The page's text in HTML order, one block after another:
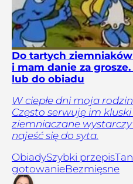
Do tartych
i mam danie za
lub do obiadu
W ciepłe dni moja
Często serwuję im kluski
ziemniaczane
najeść się do syta.
ObiadySzybki przepis
gotowanieBezmięsne